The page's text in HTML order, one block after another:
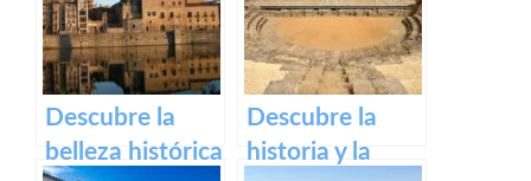
rincones
ocultos en
Cáceres
devoción y
turismo en
España
Descubre la
belleza histórica
Descubre la
historia y la